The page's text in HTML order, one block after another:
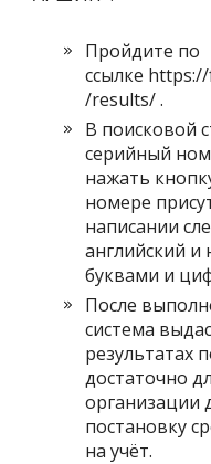
Пройдите по
ссылке
/results/ .
В поисковой
серийный
нажать
номере
написании
английский и
буквами и
После
система
результатах
достаточно
организации
постановку
на учёт.